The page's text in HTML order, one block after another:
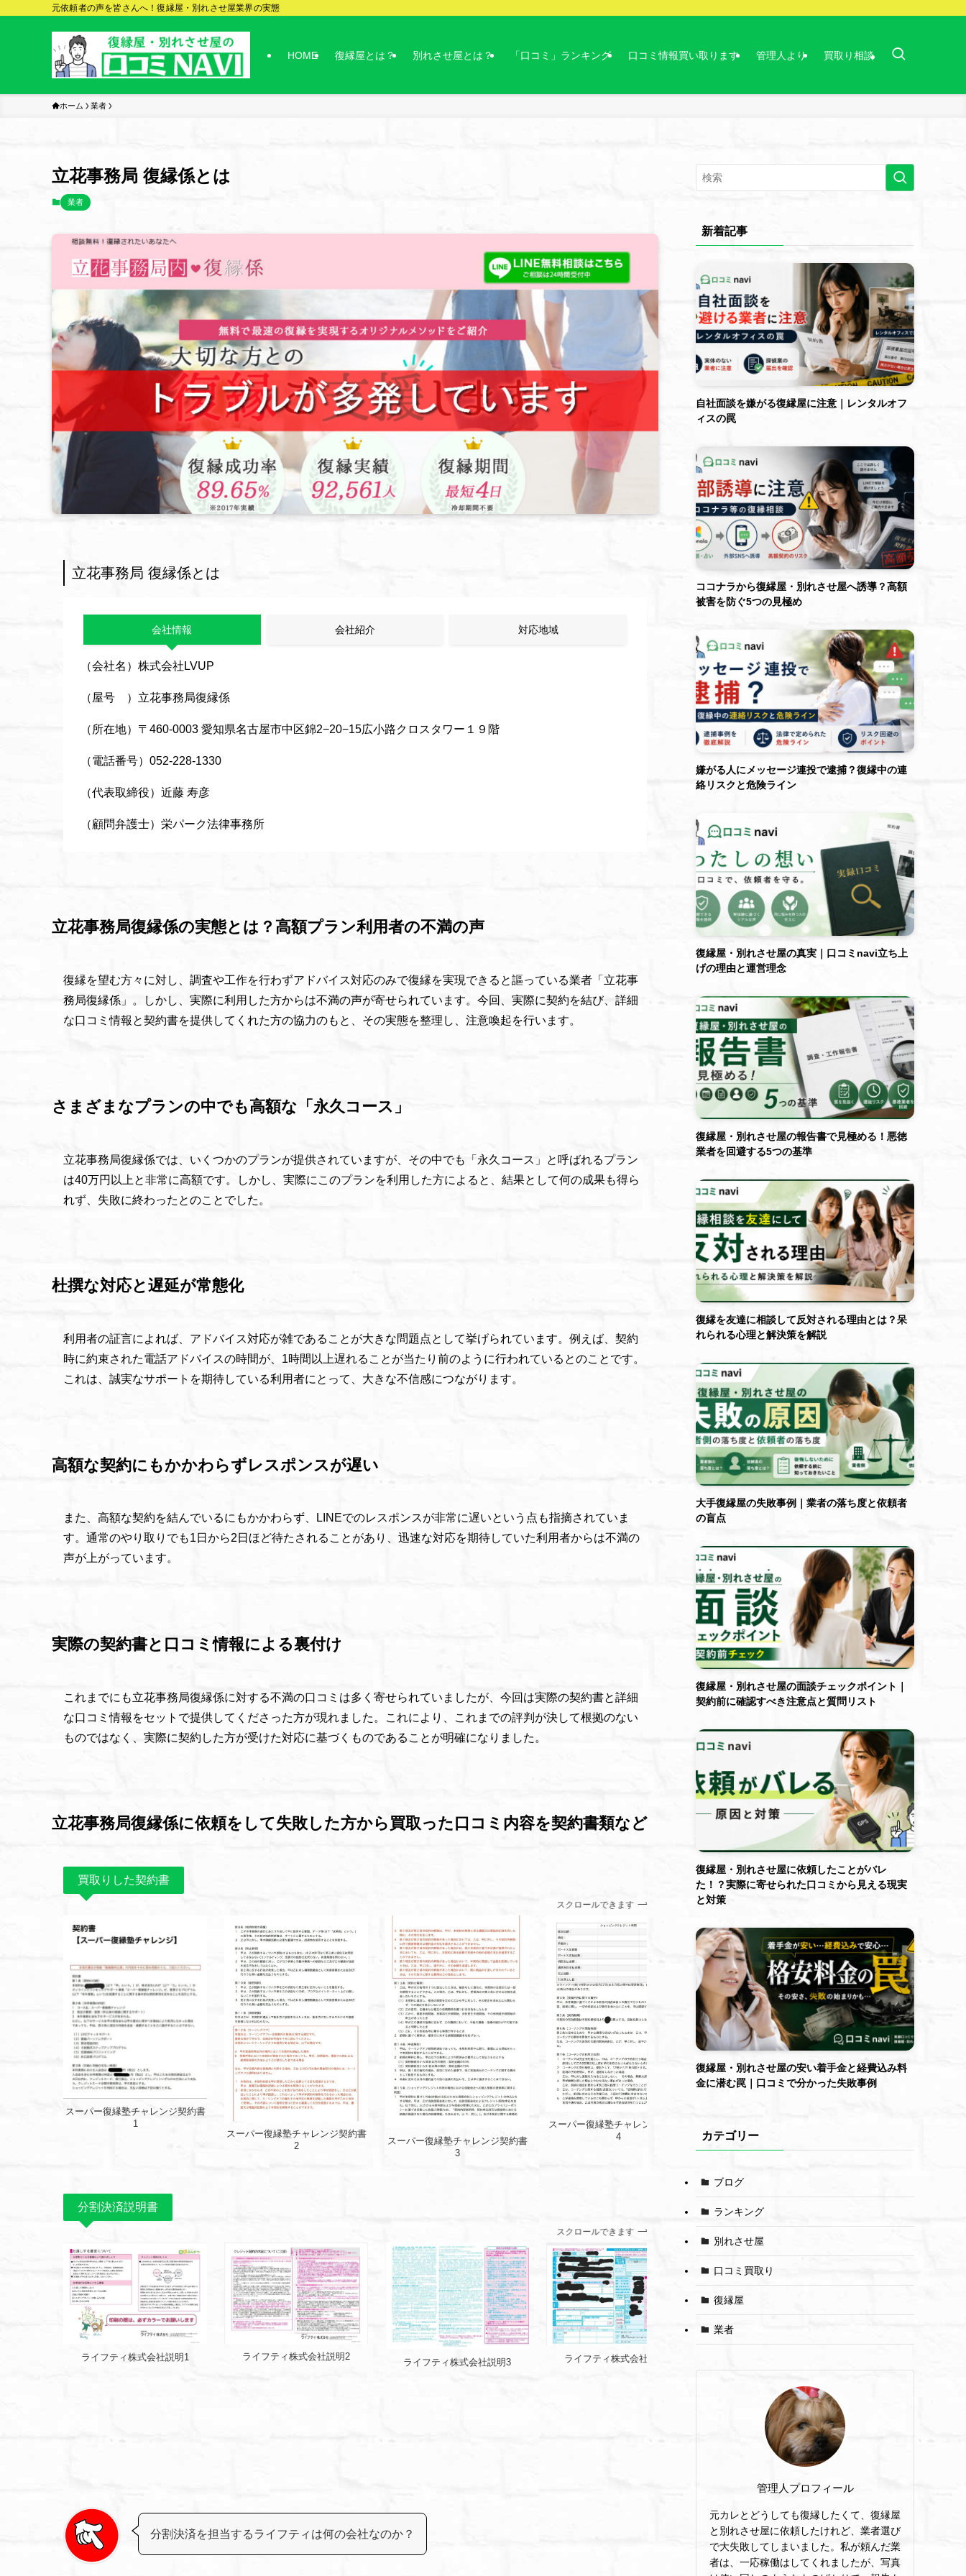
元依頼者の声を皆さんへ！復縁屋・別れさせ屋業界の実態
HOME 復縁屋とは？ 別れさせ屋とは？ 「口コミ」ランキング 口コミ情報買い取ります 管理人より 買取り相談
ホーム 業者
立花事務局 復縁係とは
業者
立花事務局 復縁係とは
会社情報 会社紹介 対応地域
（会社名）株式会社LVUP
（屋号 ）立花事務局復縁係
（所在地）〒460-0003 愛知県名古屋市中区錦2−20−15広小路クロスタワー１９階
（電話番号）052-228-1330
（代表取締役）近藤 寿彦
（顧問弁護士）栄パーク法律事務所
立花事務局復縁係の実態とは？高額プラン利用者の不満の声
復縁を望む方々に対し、調査や工作を行わずアドバイス対応のみで復縁を実現できると謳っている業者「立花事
務局復縁係」。しかし、実際に利用した方からは不満の声が寄せられています。今回、実際に契約を結び、詳細
な口コミ情報と契約書を提供してくれた方の協力のもと、その実態を整理し、注意喚起を行います。
さまざまなプランの中でも高額な「永久コース」
立花事務局復縁係では、いくつかのプランが提供されていますが、その中でも「永久コース」と呼ばれるプラン
は40万円以上と非常に高額です。しかし、実際にこのプランを利用した方によると、結果として何の成果も得ら
れず、失敗に終わったとのことでした。
杜撰な対応と遅延が常態化
利用者の証言によれば、アドバイス対応が雑であることが大きな問題点として挙げられています。例えば、契約
時に約束された電話アドバイスの時間が、1時間以上遅れることが当たり前のように行われているとのことです。
これは、誠実なサポートを期待している利用者にとって、大きな不信感につながります。
高額な契約にもかかわらずレスポンスが遅い
また、高額な契約を結んでいるにもかかわらず、LINEでのレスポンスが非常に遅いという点も指摘されていま
す。通常のやり取りでも1日から2日ほど待たされることがあり、迅速な対応を期待していた利用者からは不満の
声が上がっています。
実際の契約書と口コミ情報による裏付け
これまでにも立花事務局復縁係に対する不満の口コミは多く寄せられていましたが、今回は実際の契約書と詳細
な口コミ情報をセットで提供してくださった方が現れました。これにより、これまでの評判が決して根拠のない
ものではなく、実際に契約した方が受けた対応に基づくものであることが明確になりました。
立花事務局復縁係に依頼をして失敗した方から買取った口コミ内容を契約書類など
買取りした契約書
スクロールできます
スーパー復縁塾チャレンジ契約書
1
スーパー復縁塾チャレンジ契約書
2
スーパー復縁塾チャレンジ契約書
3
スーパー復縁塾チャレンジ契約書
4
スーパー復縁塾チャレンジ契約書
分割決済説明書
スクロールできます
ライフティ株式会社説明1 ライフティ株式会社説明2
ライフティ株式会社説明3 ライフティ株式会社説明4
ライフティ株式会社説明5
分割決済を担当するライフティは何の会社なのか？
新着記事
自社面談を嫌がる復縁屋に注意｜レンタルオフ
ィスの罠
ココナラから復縁屋・別れさせ屋へ誘導？高額
被害を防ぐ5つの見極め
嫌がる人にメッセージ連投で逮捕？復縁中の連
絡リスクと危険ライン
復縁屋・別れさせ屋の真実｜口コミnavi立ち上
げの理由と運営理念
復縁屋・別れさせ屋の報告書で見極める！悪徳
業者を回避する5つの基準
復縁を友達に相談して反対される理由とは？呆
れられる心理と解決策を解説
大手復縁屋の失敗事例｜業者の落ち度と依頼者
の盲点
復縁屋・別れさせ屋の面談チェックポイント｜
契約前に確認すべき注意点と質問リスト
復縁屋・別れさせ屋に依頼したことがバレ
た！？実際に寄せられた口コミから見える現実
と対策
復縁屋・別れさせ屋の安い着手金と経費込み料
金に潜む罠｜口コミで分かった失敗事例
カテゴリー
ブログ
ランキング
別れさせ屋
口コミ買取り
復縁屋
業者
管理人プロフィール
元カレとどうしても復縁したくて、復縁屋
と別れさせ屋に依頼したけれど、業者選び
で大失敗してしまいました。私が頼んだ業
者は、一応稼働はしてくれましたが、写真